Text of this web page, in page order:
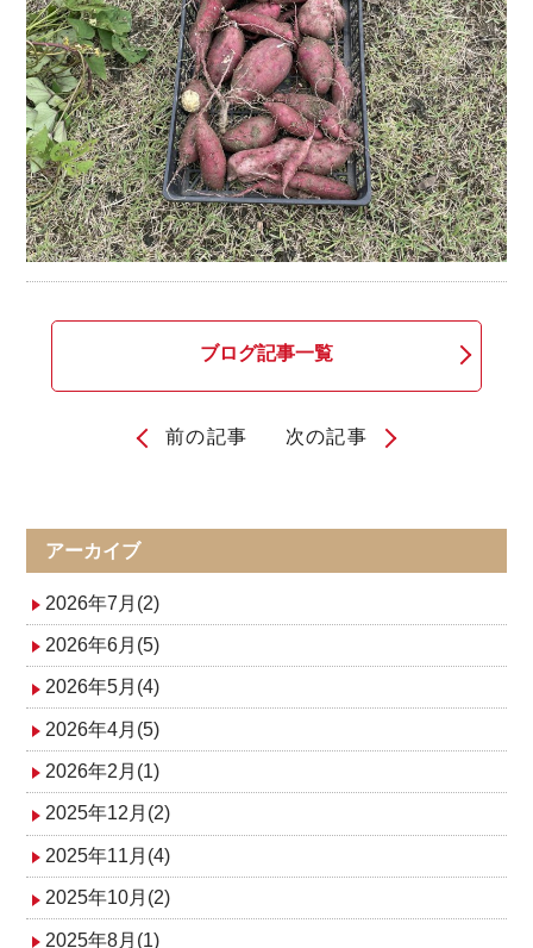
ブログ記事一覧
ナ
ビ
ゲ
ー
シ
ョ
ン
前の記事 次の記事
アーカイブ
2026年7月(2)
2026年6月(5)
2026年5月(4)
2026年4月(5)
2026年2月(1)
2025年12月(2)
2025年11月(4)
2025年10月(2)
2025年8月(1)